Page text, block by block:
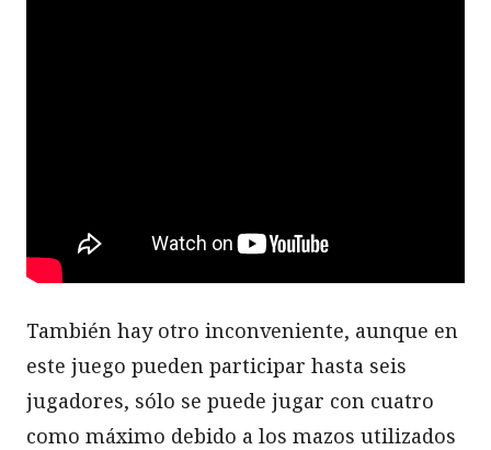
También hay otro inconveniente, aunque en
este juego pueden participar hasta seis
jugadores, sólo se puede jugar con cuatro
como máximo debido a los mazos utilizados